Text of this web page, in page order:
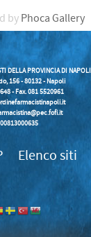
by Phoca Gallery
DELLA PROVINCIA DI NAPOLI
156 - 80132 - Napoli
- Fax. 081 5520961
00813000635
Elenco siti